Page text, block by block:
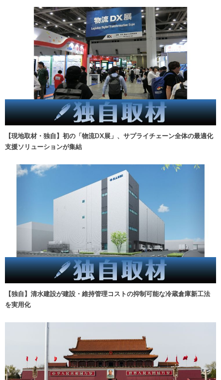
【現地取材・独自】初の「物流DX展」、サプライチェーン全体の最適化
支援ソリューションが集結
【独自】清水建設が建設・維持管理コストの抑制可能な冷蔵倉庫新工法
を実用化